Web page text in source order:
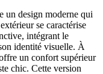
un design moderne qui
se caractérise
intégrant le
identité visuelle. À
un confort supérieur
chic. Cette version